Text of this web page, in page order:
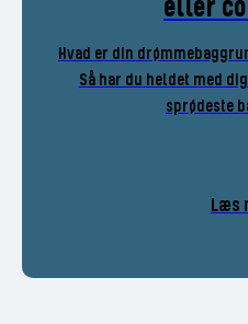
eller
Hvad er din
Så har du heldet med
sprødeste
Læs